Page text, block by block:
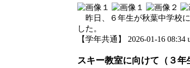
昨日、６年生が秋葉中学校
した。
【学年共通】 2026-01-16 08:34
スキー教室に向けて（３年